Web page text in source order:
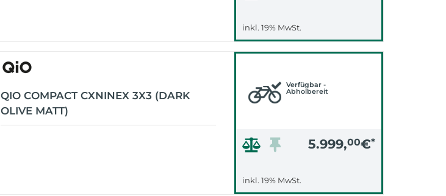
inkl. 19% MwSt.
QIO COMPACT CXNINEX 3X3 (DARK
OLIVE MATT)
Verfügbar -
Abholbereit
5.999,00€*
inkl. 19% MwSt.